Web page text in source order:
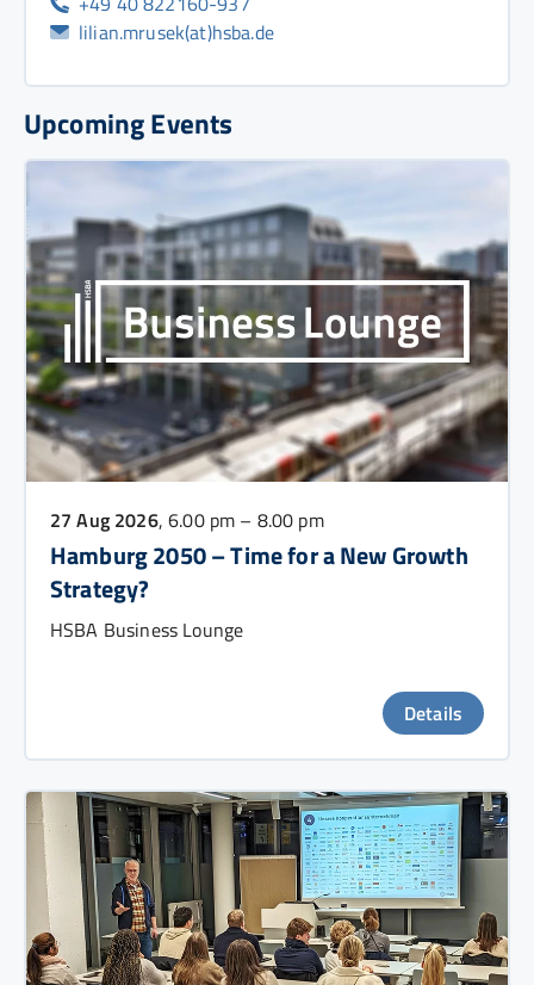
lilian.mrusek(at)hsba.de
Upcoming Events
27 Aug 2026, 6.00 pm – 8.00 pm
Hamburg 2050 – Time for a New Growth
Strategy?
HSBA Business Lounge
Details